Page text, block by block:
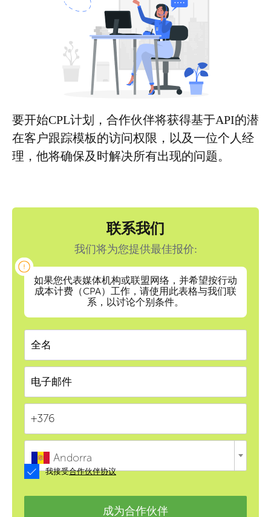
要开始CPL计划，合作伙伴将获得基于API的潜
在客户跟踪模板的访问权限，以及一位个人经
理，他将确保及时解决所有出现的问题。
联系我们
我们将为您提供最佳报价:
如果您代表媒体机构或联盟网络，并希望按行动
成本计费（CPA）工作，请使用此表格与我们联
系，以讨论个别条件。
Andorra
我接受合作伙伴协议
成为合作伙伴